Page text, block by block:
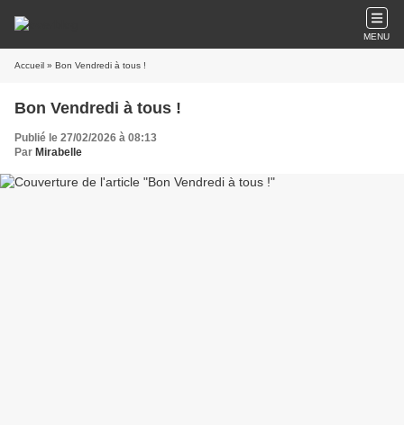
MENU
Accueil » Bon Vendredi à tous !
Bon Vendredi à tous !
Publié le 27/02/2026 à 08:13
Par Mirabelle